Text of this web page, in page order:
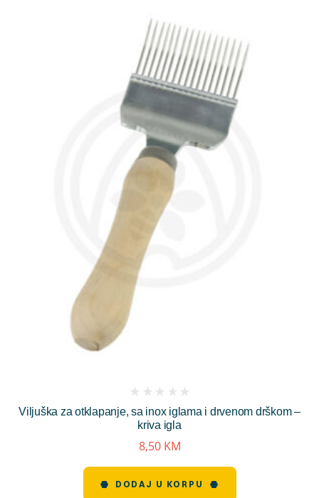
Viljuška za otklapanje, sa inox iglama i drvenom drškom –
kriva igla
reviews)
8,50 KM
DODAJ U KORPU